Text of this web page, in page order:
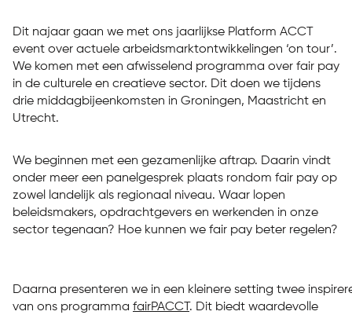
Dit najaar gaan we met ons jaarlijkse Platform ACCT
event over actuele arbeidsmarktontwikkelingen ‘on tour’.
We komen met een afwisselend programma over fair pay
in de culturele en creatieve sector. Dit doen we tijdens
drie middagbijeenkomsten in Groningen, Maastricht en
Utrecht.
We beginnen met een gezamenlijke aftrap. Daarin vindt
onder meer een panelgesprek plaats rondom fair pay op
zowel landelijk als regionaal niveau. Waar lopen
beleidsmakers, opdrachtgevers en werkenden in onze
sector tegenaan? Hoe kunnen we fair pay beter regelen?
Daarna presenteren we in een kleinere setting twee
van ons programma fairPACCT. Dit biedt waardevolle